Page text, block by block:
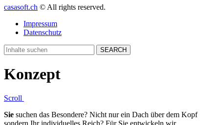
casasoft.ch © All rights reserved.
Impressum
Datenschutz
Konzept
Scroll
Sie suchen das Besondere? Nicht nur ein Dach über dem Kopf
sondern Ihr individuelles Reich? Für Sie entwickeln wir